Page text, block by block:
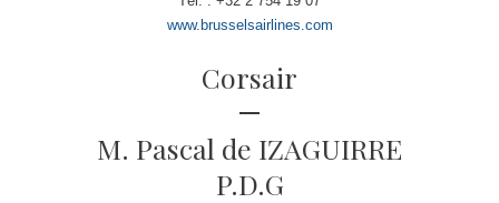
www.brusselsairlines.com
Corsair
M. Pascal de IZAGUIRRE
P.D.G